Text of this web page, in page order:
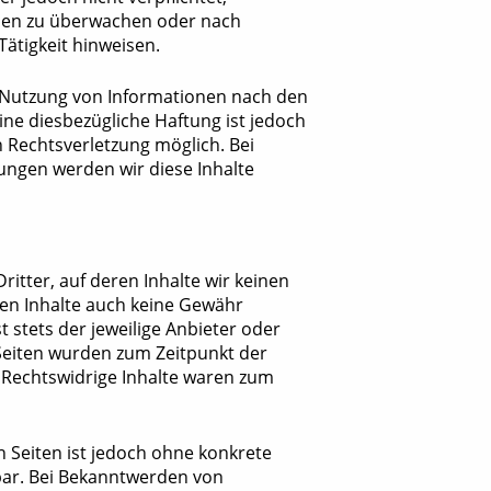
zu überwachen oder nach
hinweisen.
von Informationen nach den
diesbezügliche Haftung ist jedoch
möglich. Bei
werden wir diese Inhalte
auf deren Inhalte wir keinen
Inhalte auch keine Gewähr
stets der jeweilige Anbieter oder
wurden zum Zeitpunkt der
Inhalte waren zum
ist jedoch ohne konkrete
Bei Bekanntwerden von